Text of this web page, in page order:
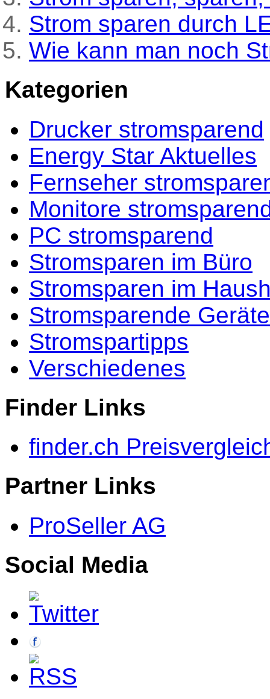
Strom sparen durch
Wie kann man noch
Kategorien
Drucker stromsparend
Energy Star Aktuelles
Fernseher
Monitore
PC stromsparend
Stromsparen im Büro
Stromsparen im
Stromsparende Geräte
Stromspartipps
Verschiedenes
Finder Links
finder.ch
Partner Links
ProSeller AG
Social Media